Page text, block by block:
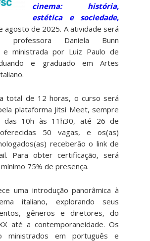
cinema: história,
estética e sociedade,
agosto de 2025. A atividade será
professora Daniela Bunn
e ministrada por Luiz Paulo de
e graduado em Artes
total de 12 horas, o curso será
plataforma Jitsi Meet, sempre
das 10h às 11h30, até 26 de
50 vagas, e os(as)
receberão o link de
Para obter certificação, será
75% de presença.
uma introdução panorâmica à
italiano, explorando seus
gêneros e diretores, do
até a contemporaneidade. Os
ministrados em português e